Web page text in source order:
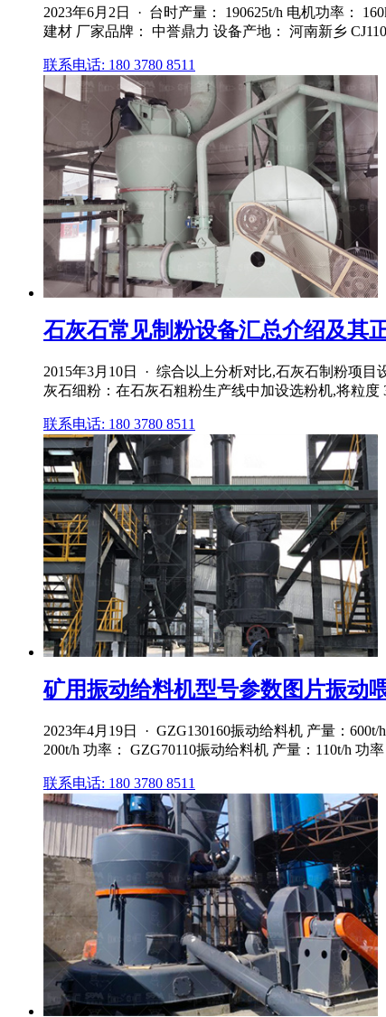
2023年6月2日 · 台时产量： 190625t/h 电机功率：
建材 厂家品牌： 中誉鼎力 设备产地： 河南新乡
联系电话: 180 3780 8511
石灰石常见制粉设备汇总介绍及其
2015年3月10日 · 综合以上分析对比,石灰石制粉项
灰石细粉：在石灰石粗粉生产线中加设选粉机,将粒
联系电话: 180 3780 8511
矿用振动给料机型号参数图片振动
2023年4月19日 · GZG130160振动给料机 产量：
200t/h 功率： GZG70110振动给料机 产量：110t/h 功率
联系电话: 180 3780 8511